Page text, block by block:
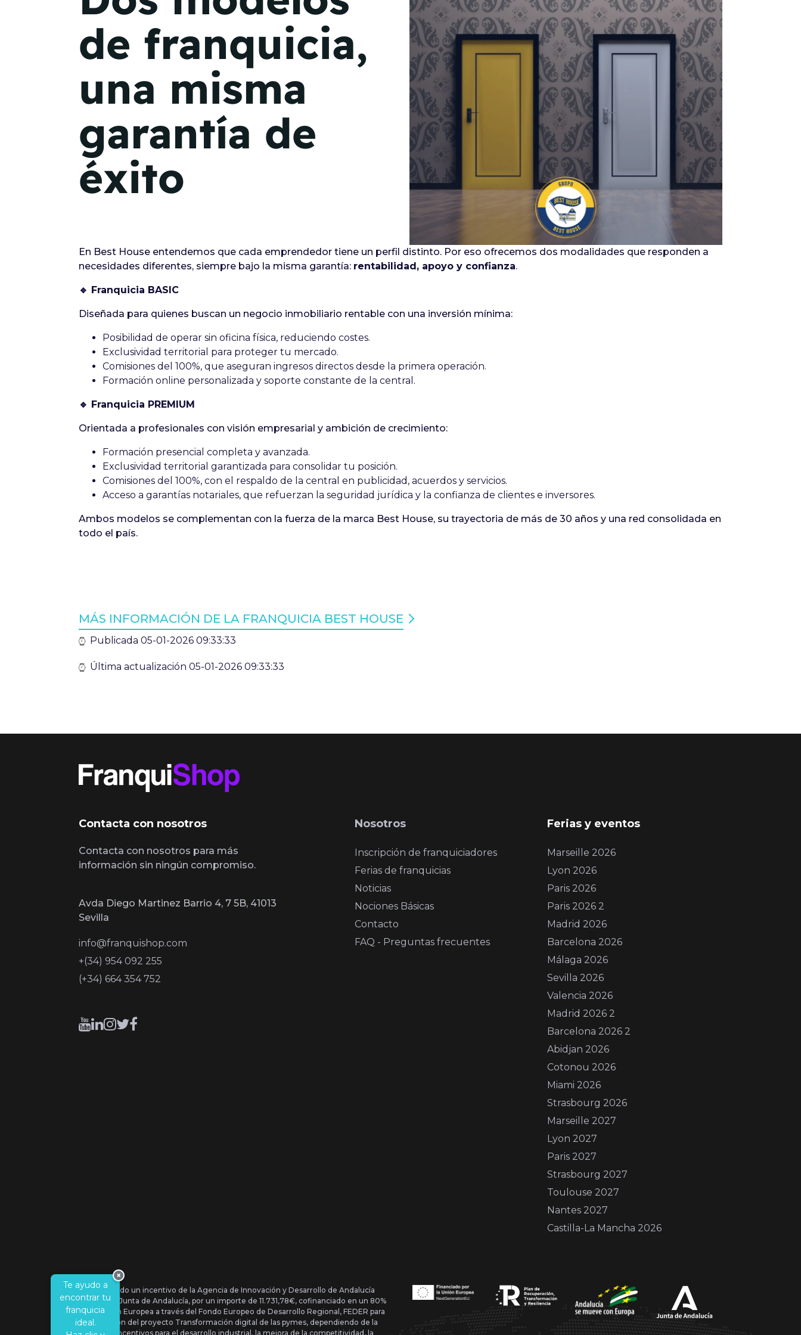
Madrid 2026 2 -08
de octubre
Castilla-La Mancha
22 de octubre
Barcelona 2026 2 -
05 de noviembre
VER MÁS
Infórmate
de franquicia,
una misma
garantía de
éxito
En Best House entendemos que cada emprendedor tiene un perfil distinto. Por eso ofrecemos dos modalidades que responden a
necesidades diferentes, siempre bajo la misma garantía: rentabilidad, apoyo y confianza.
🔹 Franquicia BASIC
Diseñada para quienes buscan un negocio inmobiliario rentable con una inversión mínima:
Posibilidad de operar sin oficina física, reduciendo costes.
Exclusividad territorial para proteger tu mercado.
Comisiones del 100%, que aseguran ingresos directos desde la primera operación.
Formación online personalizada y soporte constante de la central.
🔹 Franquicia PREMIUM
Orientada a profesionales con visión empresarial y ambición de crecimiento:
Formación presencial completa y avanzada.
Exclusividad territorial garantizada para consolidar tu posición.
Comisiones del 100%, con el respaldo de la central en publicidad, acuerdos y servicios.
Acceso a garantías notariales, que refuerzan la seguridad jurídica y la confianza de clientes e inversores.
Ambos modelos se complementan con la fuerza de la marca Best House, su trayectoria de más de 30 años y una red consolidada en
todo el país.
MÁS INFORMACIÓN DE LA FRANQUICIA BEST HOUSE
Publicada 05-01-2026 09:33:33
Última actualización 05-01-2026 09:33:33
Contacta con nosotros
Contacta con nosotros para más
información sin ningún compromiso.
Avda Diego Martinez Barrio 4, 7 5B, 41013
Sevilla
info@franquishop.com
+(34) 954 092 255
(+34) 664 354 752
Nosotros
Inscripción de franquiciadores
Ferias de franquicias
Noticias
Nociones Básicas
Contacto
FAQ - Preguntas frecuentes
Ferias y eventos
Marseille 2026
Lyon 2026
Paris 2026
Paris 2026 2
Madrid 2026
Barcelona 2026
Málaga 2026
Sevilla 2026
Valencia 2026
Madrid 2026 2
Barcelona 2026 2
Abidjan 2026
Cotonou 2026
Miami 2026
Strasbourg 2026
Marseille 2027
Lyon 2027
Paris 2027
Strasbourg 2027
Toulouse 2027
Nantes 2027
Castilla-La Mancha 2026
Se ha recibido un incentivo de la Agencia de Innovación y Desarrollo de Andalucía
IDEA, de la Junta de Andalucía, por un importe de 11.731,78€, cofinanciado en un 80%
por la Unión Europea a través del Fondo Europeo de Desarrollo Regional, FEDER para
la realización del proyecto Transformación digital de las pymes, dependiendo de la
Orden de Incentivos para el desarrollo industrial, la mejora de la competitividad, la
Te ayudo a
encontrar tu
franquicia
ideal.
×